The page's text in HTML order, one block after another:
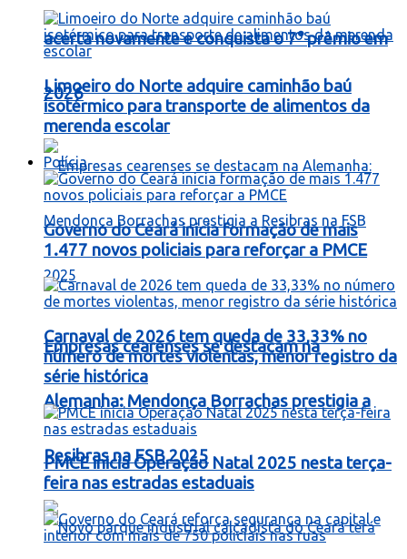
acerta novamente e conquista o 7° prêmio em
2026
Empresas cearenses se destacam na
Alemanha: Mendonça Borrachas prestigia a
Resibras na FSB 2025
Limoeiro do Norte adquire caminhão baú
isotérmico para transporte de alimentos da
merenda escolar
Polícia
Governo do Ceará inicia formação de mais
1.477 novos policiais para reforçar a PMCE
Carnaval de 2026 tem queda de 33,33% no
número de mortes violentas, menor registro da
série histórica
PMCE inicia Operação Natal 2025 nesta terça-
feira nas estradas estaduais